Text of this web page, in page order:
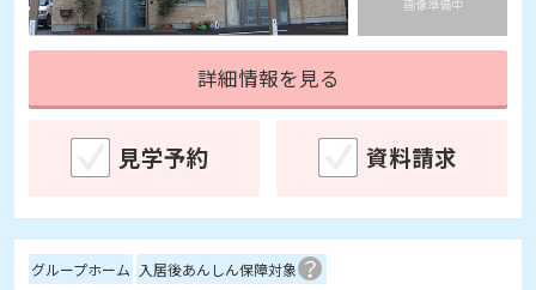
詳細情報を見る
見学予約 資料請求
グループホーム 入居後あんしん保障対象